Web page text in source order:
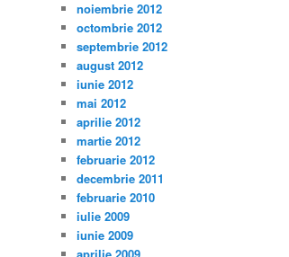
noiembrie 2012
octombrie 2012
septembrie 2012
august 2012
iunie 2012
mai 2012
aprilie 2012
martie 2012
februarie 2012
decembrie 2011
februarie 2010
iulie 2009
iunie 2009